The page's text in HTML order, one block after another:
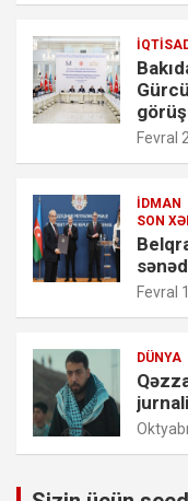
Fevral
İDMAN
SON
Fevral
DÜNYA